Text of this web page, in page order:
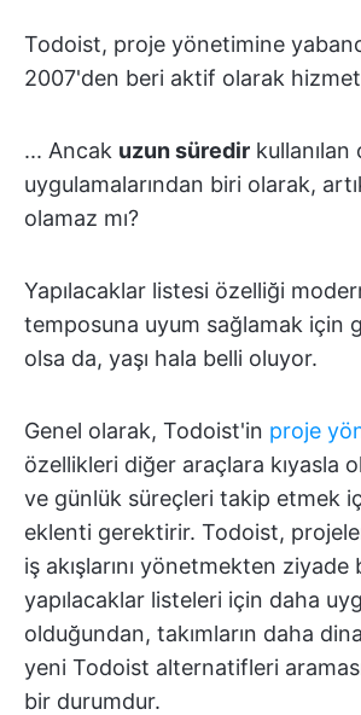
Todoist, proje yönetimine
2007'den beri aktif olarak
... Ancak uzun süredir
uygulamalarından biri olarak,
olamaz mı?
Yapılacaklar listesi özelliği
temposuna uyum sağlamak için
olsa da, yaşı hala belli oluyor.
Genel olarak, Todoist'in proje
özellikleri diğer araçlara kıyasla
ve günlük süreçleri takip etmek
eklenti gerektirir. Todoist,
iş akışlarını yönetmekten ziyade
yapılacaklar listeleri için daha
olduğundan, takımların daha
yeni Todoist alternatifleri
bir durumdur.